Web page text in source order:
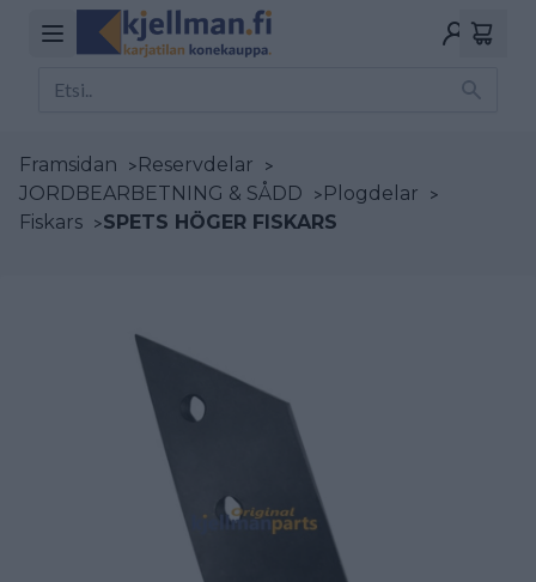
Framsidan >Reservdelar >
JORDBEARBETNING & SÅDD >Plogdelar >
Fiskars >SPETS HÖGER FISKARS